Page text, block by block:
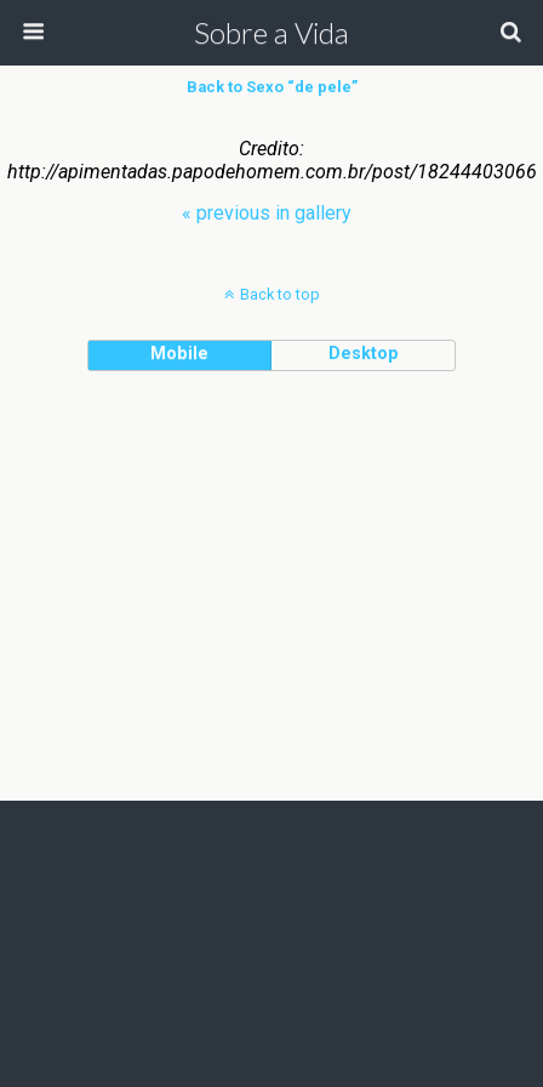
Sobre a Vida
Back to Sexo “de pele”
Credito:
http://apimentadas.papodehomem.com.br/post/18244403066
« previous in gallery
Back to top
Mobile Desktop